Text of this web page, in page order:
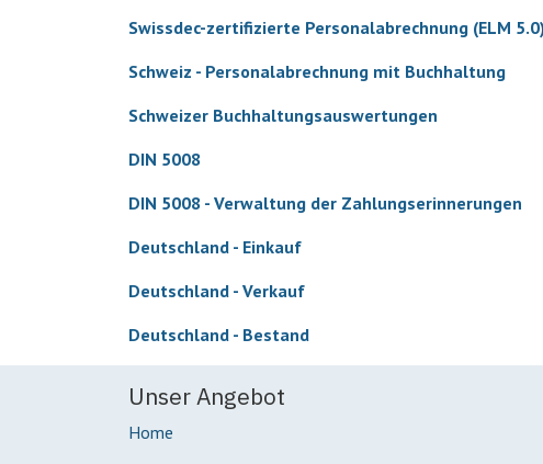
Swissdec-zertifizierte Personalabrechnung (ELM
Schweiz - Personalabrechnung mit Buchhaltung
Schweizer Buchhaltungsauswertungen
DIN 5008
DIN 5008 - Verwaltung der Zahlungserinnerungen
Deutschland - Einkauf
Deutschland - Verkauf
Deutschland - Bestand
Unser Angebot
Home